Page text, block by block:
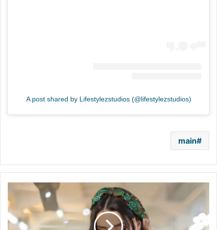
A post shared by Lifestylezstudios (@lifestylezstudios)
main
عمري”..
ستايلز
ستوديوز